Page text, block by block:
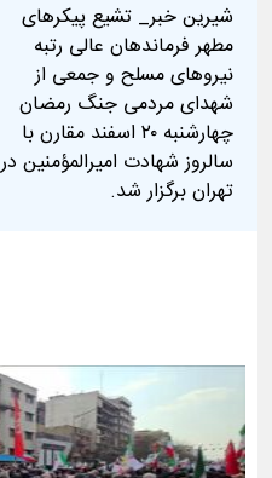
شیرین خبر_ تشیع پیکرهای
مطهر فرماندهان عالی رتبه
نیروهای مسلح و جمعی از
شهدای مردمی جنگ رمضان
چهارشنبه ۲۰ اسفند مقارن با
سالروز شهادت امیرالمؤمنین در
تهران برگزار شد.